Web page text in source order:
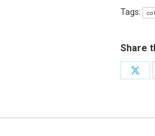
Tags:
Share